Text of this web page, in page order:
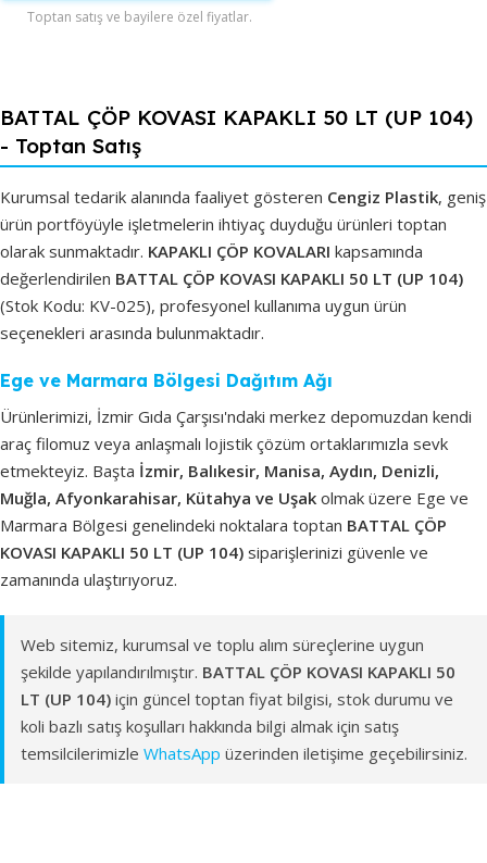
Toptan satış ve bayilere özel fiyatlar.
BATTAL ÇÖP KOVASI KAPAKLI 50 LT (UP 104)
- Toptan Satış
Kurumsal tedarik alanında faaliyet gösteren Cengiz Plastik, geniş
ürün portföyüyle işletmelerin ihtiyaç duyduğu ürünleri toptan
olarak sunmaktadır. KAPAKLI ÇÖP KOVALARI kapsamında
değerlendirilen BATTAL ÇÖP KOVASI KAPAKLI 50 LT (UP 104)
(Stok Kodu: KV-025), profesyonel kullanıma uygun ürün
seçenekleri arasında bulunmaktadır.
Ege ve Marmara Bölgesi Dağıtım Ağı
Ürünlerimizi, İzmir Gıda Çarşısı'ndaki merkez depomuzdan kendi
araç filomuz veya anlaşmalı lojistik çözüm ortaklarımızla sevk
etmekteyiz. Başta İzmir, Balıkesir, Manisa, Aydın, Denizli,
Muğla, Afyonkarahisar, Kütahya ve Uşak olmak üzere Ege ve
Marmara Bölgesi genelindeki noktalara toptan BATTAL ÇÖP
KOVASI KAPAKLI 50 LT (UP 104) siparişlerinizi güvenle ve
zamanında ulaştırıyoruz.
Web sitemiz, kurumsal ve toplu alım süreçlerine uygun
şekilde yapılandırılmıştır. BATTAL ÇÖP KOVASI KAPAKLI 50
LT (UP 104) için güncel toptan fiyat bilgisi, stok durumu ve
koli bazlı satış koşulları hakkında bilgi almak için satış
temsilcilerimizle WhatsApp üzerinden iletişime geçebilirsiniz.